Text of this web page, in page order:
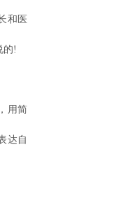
和医
的!
用简
达自